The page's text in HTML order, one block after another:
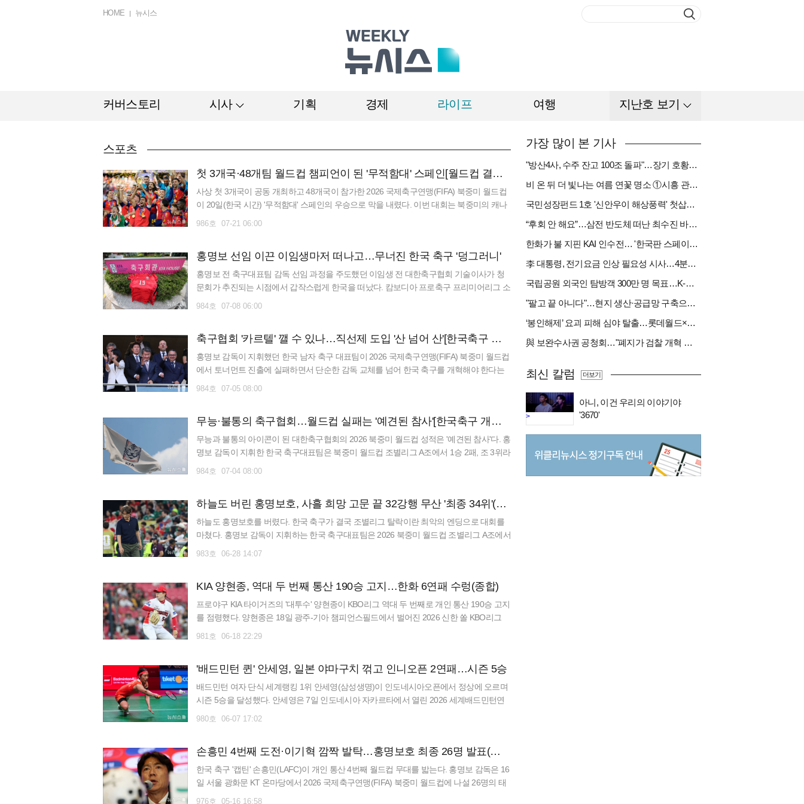
HOME 뉴시스
커버스토리 시사 기획 경제 라이프 여행 지난호 보기
스포츠
첫 3개국·48개팀 월드컵 챔피언이 된 '무적함대' 스페인[월드컵 결산①]
사상 첫 3개국이 공동 개최하고 48개국이 참가한 2026 국제축구연맹(FIFA) 북중미 월드컵
이 20일(한국 시간) '무적함대' 스페인의 우승으로 막을 내렸다. 이번 대회는 북중미의 캐나
986호 07-21 06:00
홍명보 선임 이끈 이임생마저 떠나고…무너진 한국 축구 '덩그러니'
홍명보 전 축구대표팀 감독 선임 과정을 주도했던 이임생 전 대한축구협회 기술이사가 청
문회가 추진되는 시점에서 갑작스럽게 한국을 떠났다. 캄보디아 프로축구 프리미어리그 소
984호 07-08 06:00
축구협회 '카르텔' 깰 수 있나…직선제 도입 '산 넘어 산'[한국축구 개혁②]
홍명보 감독이 지휘했던 한국 남자 축구 대표팀이 2026 국제축구연맹(FIFA) 북중미 월드컵
에서 토너먼트 진출에 실패하면서 단순한 감독 교체를 넘어 한국 축구를 개혁해야 한다는
984호 07-05 08:00
무능·불통의 축구협회…월드컵 실패는 '예견된 참사'[한국축구 개혁①]
무능과 불통의 아이콘이 된 대한축구협회의 2026 북중미 월드컵 성적은 '예견된 참사'다. 홍
명보 감독이 지휘한 한국 축구대표팀은 북중미 월드컵 조별리그 A조에서 1승 2패, 조 3위라
984호 07-04 08:00
하늘도 버린 홍명보호, 사흘 희망 고문 끝 32강행 무산 '최종 34위'(종합2보)[월드컵24시]]
하늘도 홍명보호를 버렸다. 한국 축구가 결국 조별리그 탈락이란 최악의 엔딩으로 대회를
마쳤다. 홍명보 감독이 지휘하는 한국 축구대표팀은 2026 북중미 월드컵 조별리그 A조에서
983호 06-28 14:07
KIA 양현종, 역대 두 번째 통산 190승 고지…한화 6연패 수렁(종합)
프로야구 KIA 타이거즈의 '대투수' 양현종이 KBO리그 역대 두 번째로 개인 통산 190승 고지
를 점령했다. 양현종은 18일 광주-기아 챔피언스필드에서 벌어진 2026 신한 쏠 KBO리그
981호 06-18 22:29
'배드민턴 퀸' 안세영, 일본 야마구치 꺾고 인니오픈 2연패…시즌 5승
배드민턴 여자 단식 세계랭킹 1위 안세영(삼성생명)이 인도네시아오픈에서 정상에 오르며
시즌 5승을 달성했다. 안세영은 7일 인도네시아 자카르타에서 열린 2026 세계배드민턴연
980호 06-07 17:02
손흥민 4번째 도전·이기혁 깜짝 발탁…홍명보호 최종 26명 발표(종합)
한국 축구 '캡틴' 손흥민(LAFC)이 개인 통산 4번째 월드컵 무대를 밟는다. 홍명보 감독은 16
일 서울 광화문 KT 온마당에서 2026 국제축구연맹(FIFA) 북중미 월드컵에 나설 26명의 태
976호 05-16 16:58
가장 많이 본 기사
"방산4사, 수주 잔고 100조 돌파"…장기 호황기 들어섰다[다시 나는 K방산①]
비 온 뒤 더 빛나는 여름 연꽃 명소 ①시흥 관곡지
국민성장펀드 1호 '신안우이 해상풍력' 첫삽…바람소득 시동[하반기 에너지②]
“후회 안 해요”…삼전 반도체 떠난 최수진 바텐더의 ‘피어오름’[피플]
한화가 불 지핀 KAI 인수전… '한국판 스페이스X' 탄생 촉각[다시 나는 K방산③]
李 대통령, 전기요금 인상 필요성 시사…4분기엔 오를까
국립공원 외국인 탐방객 300만 명 목표…K-트레킹 키운다
"팔고 끝 아니다"…현지 생산·공급망 구축으로 글로벌 진입장벽 돌파[다시 나는 K방산②]
‘봉인해제’ 요괴 피해 심야 탈출…롯데월드×당근
與 보완수사권 공청회…"폐지가 검찰 개혁 아냐" vs "보완수사권은 전면 재수사권"(종합)
최신 칼럼
>
아니, 이건 우리의 이야기야
'3670'
더보기